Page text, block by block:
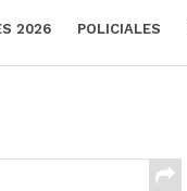
2026 POLICIALES